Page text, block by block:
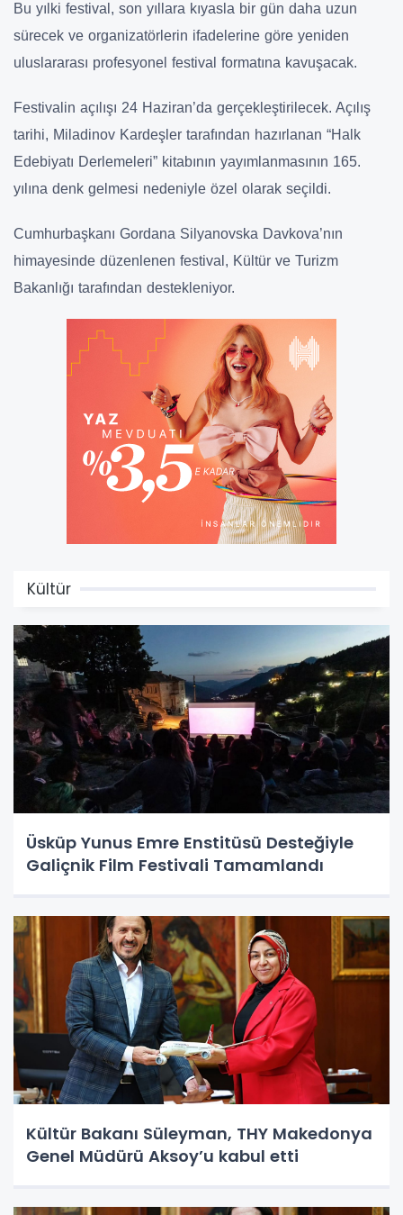
Bu yılki festival, son yıllara kıyasla bir gün daha uzun
sürecek ve organizatörlerin ifadelerine göre yeniden
uluslararası profesyonel festival formatına kavuşacak.
Festivalin açılışı 24 Haziran’da gerçekleştirilecek. Açılış
tarihi, Miladinov Kardeşler tarafından hazırlanan “Halk
Edebiyatı Derlemeleri” kitabının yayımlanmasının 165.
yılına denk gelmesi nedeniyle özel olarak seçildi.
Cumhurbaşkanı Gordana Silyanovska Davkova’nın
himayesinde düzenlenen festival, Kültür ve Turizm
Bakanlığı tarafından destekleniyor.
Kültür
Üsküp Yunus Emre Enstitüsü Desteğiyle
Galiçnik Film Festivali Tamamlandı
Kültür Bakanı Süleyman, THY Makedonya
Genel Müdürü Aksoy’u kabul etti